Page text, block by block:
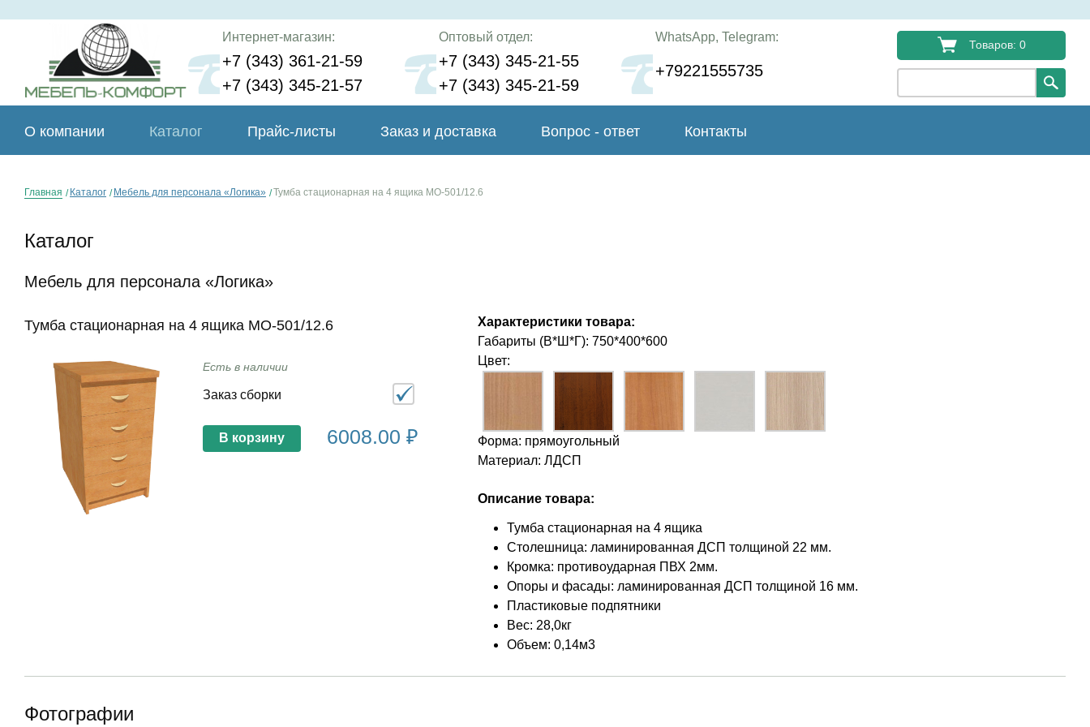
Главная Каталог Мебель для персонала «Логика» Тумба стационарная на 4 ящика МО-501/12.6
Каталог
Мебель для персонала «Логика»
Тумба стационарная на 4 ящика МО-501/12.6
Есть в наличии
Заказ сборки
6008.00 ₽
В корзину
Характеристики товара:
Габариты (В*Ш*Г): 750*400*600
Цвет:
Форма: прямоугольный
Материал: ЛДСП
Описание товара:
Тумба стационарная на 4 ящика
Столешница: ламинированная ДСП толщиной 22 мм.
Кромка: противоударная ПВХ 2мм.
Опоры и фасады: ламинированная ДСП толщиной 16 мм.
Пластиковые подпятники
Вес: 28,0кг
Объем: 0,14м3
Фотографии
Интернет-магазин:
+7 (343) 361-21-59
+7 (343) 345-21-57
Оптовый отдел:
+7 (343) 345-21-55
+7 (343) 345-21-59
WhatsApp, Telegram:
+79221555735
Товаров: 0
О компании Каталог Прайс-листы Заказ и доставка Вопрос - ответ Контакты